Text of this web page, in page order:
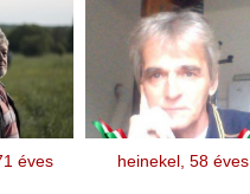
éves heinekel, 58 éves